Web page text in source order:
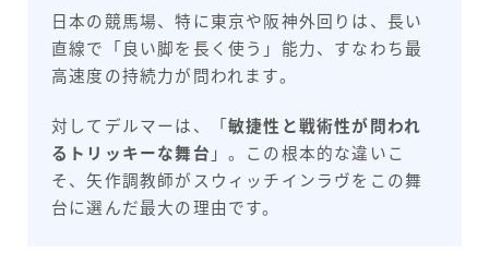
日本の競馬場、特に東京や阪神外回りは、長い
直線で「良い脚を長く使う」能力、すなわち最
高速度の持続力が問われます。
対してデルマーは、「 敏捷性と戦術性が問われ
るトリッキーな舞台 」。この根本的な違いこ
そ、矢作調教師がスウィッチインラヴをこの舞
台に選んだ最大の理由です。